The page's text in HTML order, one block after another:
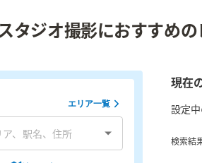
タジオ撮影におすすめ
現在
設定
検索結
エリア一覧